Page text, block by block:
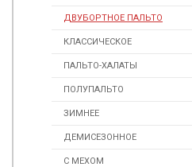
ДВУБОРТНОЕ ПАЛЬТО
КЛАССИЧЕСКОЕ
ПАЛЬТО-ХАЛАТЫ
ПОЛУПАЛЬТО
ЗИМНЕЕ
ДЕМИСЕЗОННОЕ
С МЕХОМ